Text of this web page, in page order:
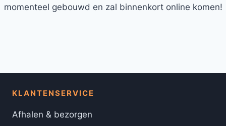
momenteel gebouwd en zal binnenkort online komen!
KLANTENSERVICE
Afhalen & bezorgen